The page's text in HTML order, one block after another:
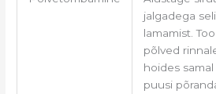
jalgadega
lamamist.
põlved
hoides samal
puusi